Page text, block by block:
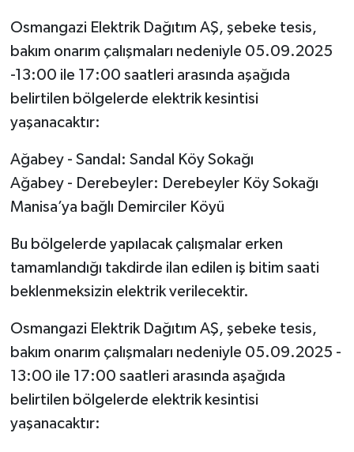
Osmangazi Elektrik Dağıtım AŞ, şebeke tesis,
bakım onarım çalışmaları nedeniyle 05.09.2025
-13:00 ile 17:00 saatleri arasında aşağıda
belirtilen bölgelerde elektrik kesintisi
yaşanacaktır:
Ağabey - Sandal: Sandal Köy Sokağı
Ağabey - Derebeyler: Derebeyler Köy Sokağı
Manisa’ya bağlı Demirciler Köyü
Bu bölgelerde yapılacak çalışmalar erken
tamamlandığı takdirde ilan edilen iş bitim saati
beklenmeksizin elektrik verilecektir.
Osmangazi Elektrik Dağıtım AŞ, şebeke tesis,
bakım onarım çalışmaları nedeniyle 05.09.2025 -
13:00 ile 17:00 saatleri arasında aşağıda
belirtilen bölgelerde elektrik kesintisi
yaşanacaktır: